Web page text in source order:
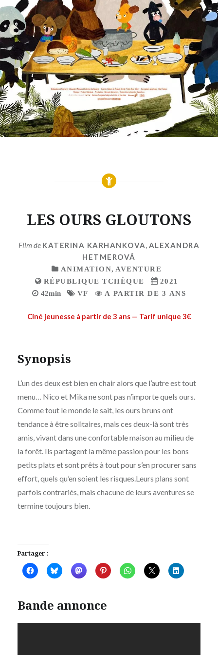
LES OURS GLOUTONS
Film de KATERINA KARHANKOVA, ALEXANDRA
HETMEROVÁ
ANIMATION, AVENTURE
RÉPUBLIQUE TCHÈQUE
2021
42min
VF A PARTIR DE 3 ANS
Ciné jeunesse à partir de 3 ans — Tarif unique 3€
Synopsis
L’un des deux est bien en chair alors que l’autre est tout
menu… Nico et Mika ne sont pas n’importe quels ours.
Comme tout le monde le sait, les ours bruns ont
tendance à être solitaires, mais ces deux-là sont très
amis, vivant dans une confortable maison au milieu de
la forêt. Ils partagent la même passion pour les bons
petits plats et sont prêts à tout pour s’en procurer sans
effort, quels qu’en soient les risques.Leurs plans sont
parfois contrariés, mais chacune de leurs aventures se
termine toujours bien.
Partager :
Bande annonce